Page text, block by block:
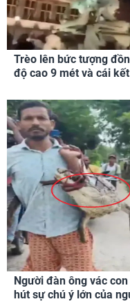
Trèo lên bức tượng
độ cao 9 mét và cái kết
Người đàn ông vác
hút sự chú ý lớn của